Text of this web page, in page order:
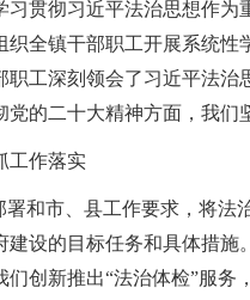
彻习近平法治思想作为
全镇干部职工开展系统
职工深刻领会了习近平法
的二十大精神方面，我
作落实
署和市、县工作要求，将法
设的目标任务和具体措施
们创新推出“法治体检”服务